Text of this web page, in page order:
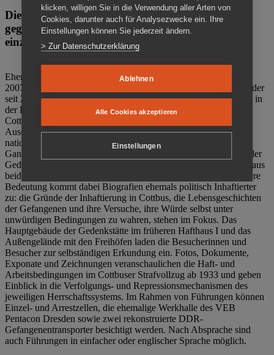
Die Gedenkstätte Zuchthaus Cottbus ist ein Ort
gegen das Vergessen. Anschaulich, nah und
einzigartig.
Ehemalige politische Häftlinge der DDR gründeten im Oktober
2007 den Verein Menschenrechtszentrum Cottbus e. V. (MRZ), der
seit 2011 Eigentümer des ehemaligen Gefängnisses (1860-2002) in
der Bautzener Straße und Träger der Gedenkstätte Zuchthaus
Cottbus ist. Im Zentrum der Arbeit der Gedenkstätte steht die
Auseinandersetzung mit politischem Unrecht während der
nationalsozialistischen Terrorherrschaft und der SED-Diktatur.
Ganzjährig zeigen mehrere Dauer- und Sonderausstellungen in der
Gedenkstätte Zuchthaus Cottbus Beispiele politischen Unrechts aus
beiden deutschen Diktaturen des 20. Jahrhunderts. Eine besondere
Bedeutung kommt dabei Biografien ehemals politisch Inhaftierter
zu: die Gründe der Inhaftierung in Cottbus, die Lebensgeschichten
der Gefangenen und ihre Versuche, ihre Würde selbst unter
unwürdigen Bedingungen zu wahren, stehen im Fokus. Das
Hauptgebäude der Gedenkstätte im früheren Hafthaus I und das
Außengelände mit den Freihöfen laden die Besucherinnen und
Besucher zur selbständigen Erkundung ein. Fotos, Dokumente,
Exponate und Zeichnungen veranschaulichen die Haft- und
Arbeitsbedingungen im Cottbuser Strafvollzug ab 1933 und geben
Einblick in die Verfolgungs- und Repressionsmechanismen des
jeweiligen Herrschaftssystems. Im Rahmen von Führungen können
Einzel- und Arrestzellen, die ehemalige Werkhalle des VEB
Pentacon Dresden sowie zwei rekonstruierte DDR-
Gefangenentransporter besichtigt werden. Nach Absprache sind
auch Führungen in einfacher oder englischer Sprache möglich.
klicken, willigen Sie in die Verwendung aller Arten von
Cookies, darunter auch für Analysezwecke ein. Ihre
Einstellungen können Sie jederzeit ändern.
> Zur Datenschutzerklärung
Ablehnen
Alle Cookies akzeptieren
Einstellungen